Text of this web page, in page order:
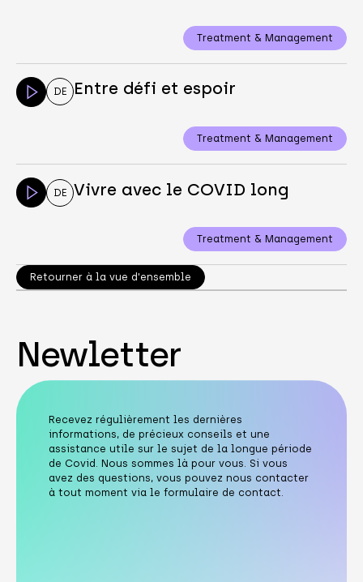
Treatment & Management
DE Entre défi et espoir
Treatment & Management
DE Vivre avec le COVID long
Treatment & Management
Retourner à la vue d'ensemble
Newletter
Recevez régulièrement les dernières
informations, de précieux conseils et une
assistance utile sur le sujet de la longue période
de Covid. Nous sommes là pour vous. Si vous
avez des questions, vous pouvez nous contacter
à tout moment via le formulaire de contact.